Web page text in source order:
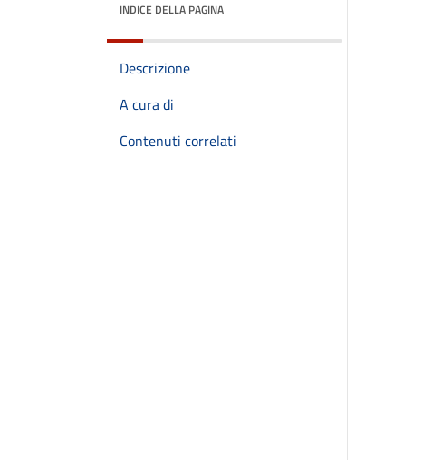
INDICE DELLA PAGINA
Descrizione
A cura di
Contenuti correlati